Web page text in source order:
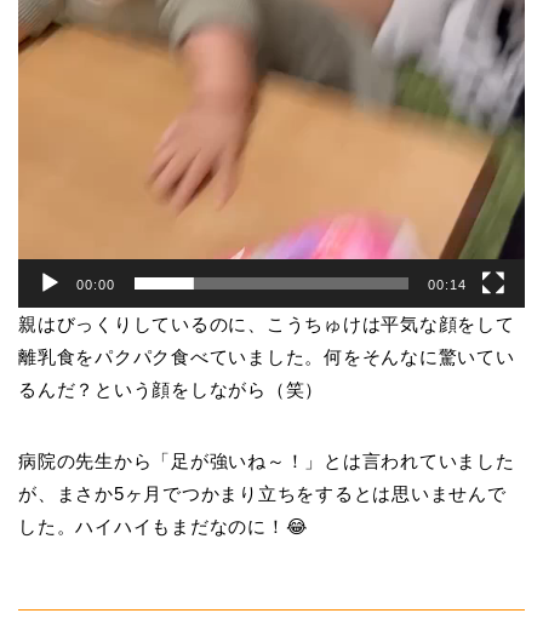
00:00 00:14
親はびっくりしているのに、こうちゅけは平気な顔をして
離乳食をパクパク食べていました。何をそんなに驚いてい
るんだ？という顔をしながら（笑）
病院の先生から「足が強いね～！」とは言われていました
が、まさか5ヶ月でつかまり立ちをするとは思いませんで
した。ハイハイもまだなのに！😂